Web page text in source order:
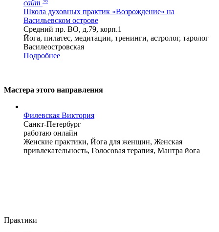
сайт
Школа духовных практик «Возрождение» на
Васильевском острове
Средний пр. ВО, д.79, корп.1
Йога, пилатес, медитации, тренинги, астролог, таролог
Василеостровская
Подробнее
Мастера этого направления
Филевская Виктория
Санкт-Петербург
работаю онлайн
Женские практики, Йога для женщин, Женская
привлекательность, Голосовая терапия, Мантра йога
Практики